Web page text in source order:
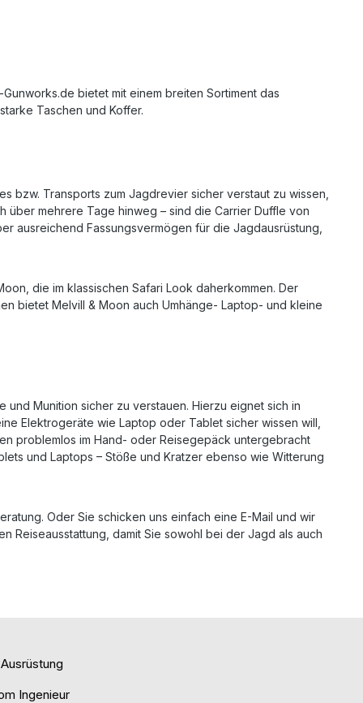
Größe
Penta
bietet mit einem breiten Sortiment das
Taschen und Koffer.
bzw. Transports zum Jagdrevier sicher verstaut zu wissen,
über mehrere Tage hinweg – sind die Carrier Duffle von
ausreichend Fassungsvermögen für die Jagdausrüstung,
die im klassischen Safari Look daherkommen. Der
bietet Melvill & Moon auch Umhänge- Laptop- und kleine
Munition sicher zu verstauen. Hierzu eignet sich in
Elektrogeräte wie Laptop oder Tablet sicher wissen will,
problemlos im Hand- oder Reisegepäck untergebracht
und Laptops – Stöße und Kratzer ebenso wie Witterung
Oder Sie schicken uns einfach eine E-Mail und wir
Reiseausstattung, damit Sie sowohl bei der Jagd als auch
Ingenieur